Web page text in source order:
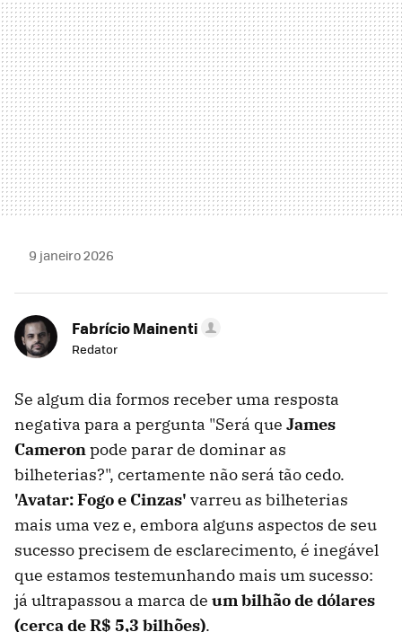
9 janeiro 2026
Fabrício Mainenti
Redator
Se algum dia formos receber uma resposta
negativa para a pergunta "Será que James
Cameronpode parar de dominar as
bilheterias?", certamente não será tão cedo.
'Avatar: Fogo e Cinzas' varreu as bilheterias
mais uma vez e, embora alguns aspectos de seu
sucesso precisem de esclarecimento, é inegável
que estamos testemunhando mais um sucesso:
já ultrapassou a marca de um bilhão de dólares
(cerca de R$ 5,3 bilhões).